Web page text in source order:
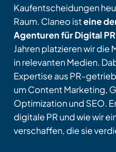
Kaufentscheidungen
Raum. Claneo isteine
Agenturen für Digital
Jahren platzieren wir die
in relevanten Medien.
Expertise aus PR-
um Content Marketing,
Optimization und SEO.
digitale PR und wie wir
verschaffen, die sie